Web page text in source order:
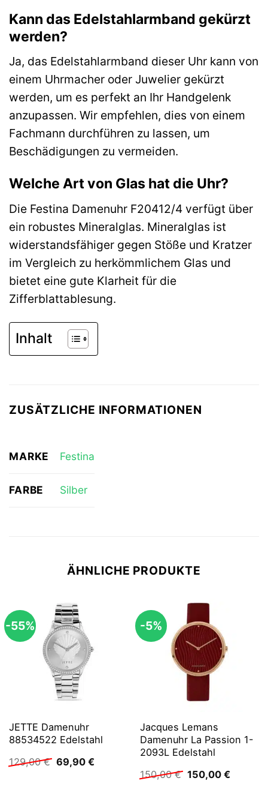
Kann das Edelstahlarmband gekürzt
werden?
Ja, das Edelstahlarmband dieser Uhr kann von
einem Uhrmacher oder Juwelier gekürzt
werden, um es perfekt an Ihr Handgelenk
anzupassen. Wir empfehlen, dies von einem
Fachmann durchführen zu lassen, um
Beschädigungen zu vermeiden.
Welche Art von Glas hat die Uhr?
Die Festina Damenuhr F20412/4 verfügt über
ein robustes Mineralglas. Mineralglas ist
widerstandsfähiger gegen Stöße und Kratzer
im Vergleich zu herkömmlichem Glas und
bietet eine gute Klarheit für die
Zifferblattablesung.
Inhalt
ZUSÄTZLICHE INFORMATIONEN
MARKE Festina
FARBE Silber
ÄHNLICHE PRODUKTE
-55%
JETTE Damenuhr
88534522 Edelstahl
129,00€ Ursprünglicher
Preis
69,90 €Aktueller
-5%
Jacques Lemans
Damenuhr La Passion 1-
2093L Edelstahl
150,00€ Ursprünglicher
Preis
150,00 €